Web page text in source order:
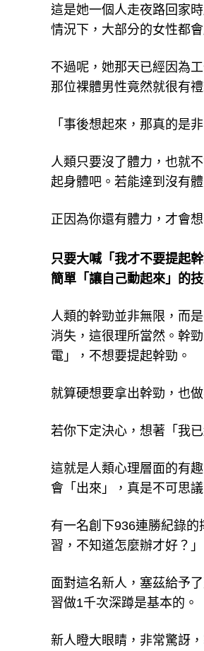
這是她一個人走夜路回家
情況下，大部分的女性都
不過呢，她那天已經因為
那位裸體男性竟然就很有
「事後想起來，那真的是
人類只要沒了體力，也就
起身體吧。若能達到沒有
正因為你還有體力，才會
只要大喊「我才不要提起
簡單「讓自己動起來」的
人類的幹勁並非無限，而
消失，這很理所當然。幹
電」，不想要提起幹勁。
就算硬想要拿出幹勁，也
若你下定決心，想著「我
這就是人類心理層面的有
會「出來」，真是不可思議
有一名創下936連勝紀錄
習，不知道怎麼辦才好？」
面對這名新人，塞茲給予
習做1千次深蹲是基本的。
新人瞪大眼睛，非常驚訝